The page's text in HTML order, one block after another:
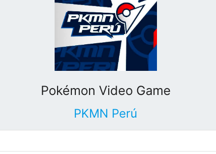
Pokémon Video Game
PKMN Perú